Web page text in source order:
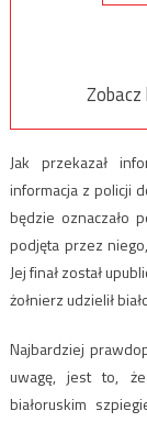
Jak przekazał
informacja z policji
będzie oznaczało
podjęta przez
Jej finał został
żołnierz udzielił
Najbardziej
uwagę, jest to,
białoruskim